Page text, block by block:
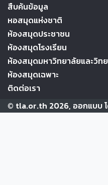
สืบค้นข้อมูล
หอสมุดแห่งชาติ
ห้องสมุดประชาชน
ห้องสมุดโรงเรียน
ห้องสมุดมหาวิทยาลัยและวิท
ห้องสมุดเฉพาะ
ติดต่อเรา
© tla.or.th 2026, ออกแบบ